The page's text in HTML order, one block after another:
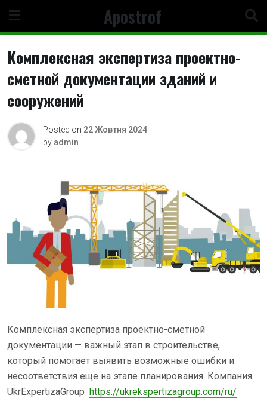
content
Apostrof
Комплексная экспертиза проектно-
сметной документации зданий и
сооружений
Posted on 22 Жовтня 2024
by admin
Комплексная экспертиза проектно-сметной
документации — важный этап в строительстве,
который помогает выявить возможные ошибки и
несоответствия еще на этапе планирования. Компания
UkrExpertizaGroup https://ukrekspertizagroup.com/ru/